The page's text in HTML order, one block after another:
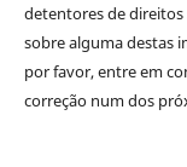
detentores de direitos
sobre alguma destas
por favor, entre em
correção num dos